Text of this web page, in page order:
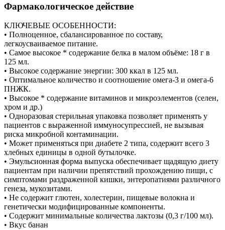
Фармакологическое действие
КЛЮЧЕВЫЕ ОСОБЕННОСТИ:
• Полноценное, сбалансированное по составу,
легкоусваиваемое питание.
• Самое высокое * содержание белка в малом объёме: 18 г в
125 мл.
• Высокое содержание энергии: 300 ккал в 125 мл.
• Оптимальное количество и соотношение омега-3 и омега-6
ПНЖК.
• Высокое * содержание витаминов и микроэлементов (селен,
хром и др.)
• Одноразовая стерильная упаковка позволяет применять у
пациентов с выраженной иммуносупрессией, не вызывая
риска микробной контаминации.
• Может применяться при диабете 2 типа, содержит всего 3
хлебных единицы в одной бутылочке.
• Эмульсионная форма выпуска обеспечивает щадящую диету
пациентам при наличии препятствий прохождению пищи, с
симптомами раздраженной кишки, энтеропатиями различного
генеза, мукозитами.
• Не содержит глютен, холестерин, пищевые волокна и
генетически модифицированные компоненты.
• Содержит минимальные количества лактозы (0,3 г/100 мл).
• Вкус банан